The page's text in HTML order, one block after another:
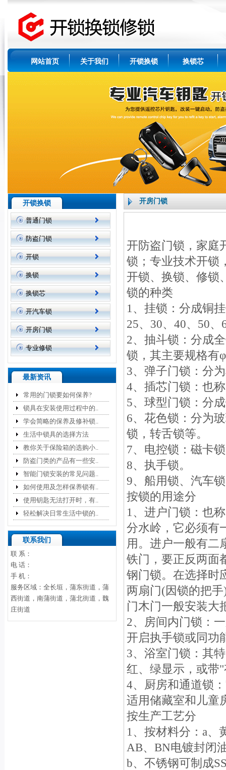
网站首页 关于我们 开锁换锁 换锁芯
开锁换锁
普通门锁
防盗门锁
开锁
换锁
换锁芯
开汽车锁
开房门锁
专业修锁
最新资讯
常用的门锁要如何保养?
锁具在安装使用过程中的..
学会简略的保养及修补锁..
生活中锁具的选择方法
教你关于保险箱的选购小..
防盗门类的产品有一些安..
智能门锁安装的常见问题..
如何使用及怎样保养锁有..
使用钥匙无法打开时，有..
轻松解决日常生活中锁的..
联系我们
联 系：
电 话：
手 机：
服务区域：全长垣，蒲东街道，蒲
西街道，南蒲街道，蒲北街道，魏
庄街道
开房门锁
开防盗门锁，家庭
锁；专业技术开锁
开锁、换锁、修锁
锁的种类
1、挂锁：分成铜
25、30、40、50、
2、抽斗锁：分成
锁，其主要规格有
3、弹子门锁：分
4、插芯门锁：也
5、球型门锁：分
6、花色锁：分为
锁，转舌锁等。
7、电控锁：磁卡
8、执手锁。
9、船用锁、汽车
按锁的用途分
1、进户门锁：也
分水岭，它必须有
用。进户一般有二
铁门，要正反两面
钢门锁。在选择时
两扇门(因锁的把
门木门一般安装大
2、房间内门锁：
开启执手锁或同功
3、浴室门锁：其
红、绿显示，或带
4、厨房和通道锁
适用储藏室和儿童
按生产工艺分
1、按材料分：a、
AB、BN电镀封闭
b、不锈钢可制成